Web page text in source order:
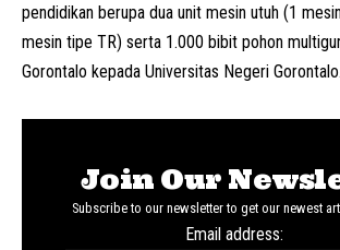
pendidikan berupa dua unit mesin utuh (1
mesin tipe TR) serta 1.000 bibit pohon
Gorontalo kepada Universitas Negeri
Join Our
Subscribe to our newsletter to get our newest
Email address: